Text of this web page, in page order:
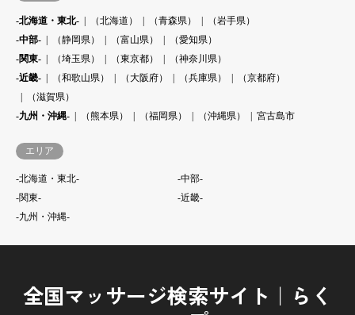
-北海道・東北- （北海道） （青森県）
（岩手県）
-中部-
（静岡県） （富山県）
（愛知県）
-関東-
（埼玉県） （東京都）
（神奈川県）
-近畿-
（和歌山県） （大阪府） （兵庫県）
（京都府）
（滋賀県）
-九州・沖縄-
（熊本県） （福岡県） （沖縄県） 宮古島市
エリア
-北海道・東北-
-中部-
-関東-
-近畿-
-九州・沖縄-
全国マッサージ検索サイト｜らく